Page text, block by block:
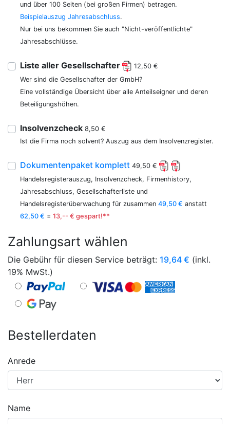
und über 100 Seiten (bei großen Firmen) betragen.
Beispielauszug Jahresabschluss.
Nur bei uns bekommen Sie auch "Nicht-veröffentlichte"
Jahresabschlüsse.
Liste aller Gesellschafter
12,50 €
Wer sind die Gesellschafter der GmbH?
Eine vollständige Übersicht über alle Anteilseigner und deren
Beteiligungshöhen.
Insolvenzcheck 8,50 €
Ist die Firma noch solvent? Auszug aus dem Insolvenzregister.
Dokumentenpaket komplett 49,50 €
Handelsregisterauszug, Insolvenzcheck, Firmenhistory,
Jahresabschluss, Gesellschafterliste und
Handelsregisterüberwachung für zusammen 49,50 € anstatt
62,50 € = 13,-- € gespart!**
Zahlungsart wählen
Die Gebühr für diesen Service beträgt: 19,64 € (inkl.
19% MwSt.)
Bestellerdaten
Anrede
Name